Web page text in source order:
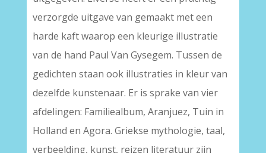
verzorgde uitgave van gemaakt met een
harde kaft waarop een kleurige illustratie
van de hand Paul Van Gysegem. Tussen de
gedichten staan ook illustraties in kleur van
dezelfde kunstenaar. Er is sprake van vier
afdelingen: Familiealbum, Aranjuez, Tuin in
Holland en Agora. Griekse mythologie, taal,
verbeelding, kunst, reizen literatuur zijn